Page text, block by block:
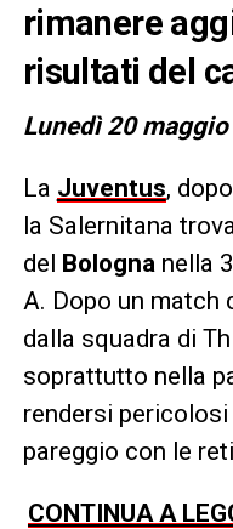
rimanere
risultati del
Lunedì 20
La Juventus,
la Salernitana
del Bologna nella
A. Dopo un
dalla squadra di
soprattutto nella
rendersi
pareggio con le
CONTINUA A